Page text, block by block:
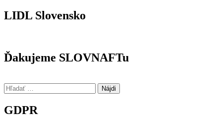
LIDL Slovensko
Ďakujeme SLOVNAFTu
Hľadať:
GDPR